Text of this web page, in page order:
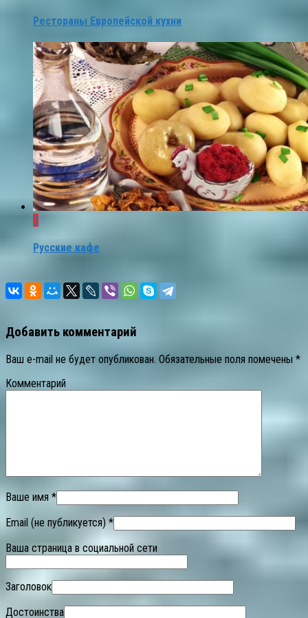
Рестораны Европейской кухни
1
Русские кафе
Добавить комментарий
Ваш e-mail не будет опубликован. Обязательные поля помечены *
Комментарий
Ваше имя *
Email (не публикуется) *
Ваша страница в социальной сети
Заголовок
Достоинства